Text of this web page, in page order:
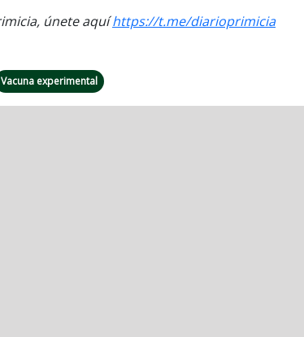
únete aquíhttps://t.me/diarioprimicia
Vacuna experimental